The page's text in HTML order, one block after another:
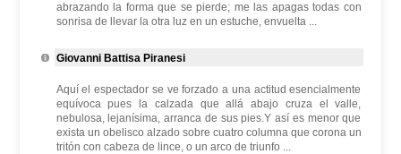
abrazando la forma que se pierde; me las apagas todas con
sonrisa de llevar la otra luz en un estuche, envuelta ...
Giovanni Battisa Piranesi
Aquí el espectador se ve forzado a una actitud esencialmente
equívoca pues la calzada que allá abajo cruza el valle,
nebulosa, lejanísima, arranca de sus pies.Y así es menor que
exista un obelisco alzado sobre cuatro columna que corona un
tritón con cabeza de lince, o un arco de triunfo ...